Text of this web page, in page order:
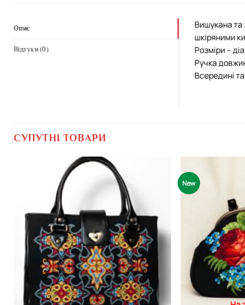
Опис
Відгуки (0)
Вишукана та
шкіряними
Розміри –
Ручка
Всередині
СУПУТНІ ТОВАРИ
New